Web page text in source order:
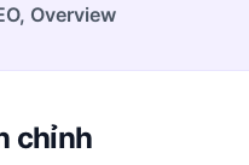
Overview
chỉnh